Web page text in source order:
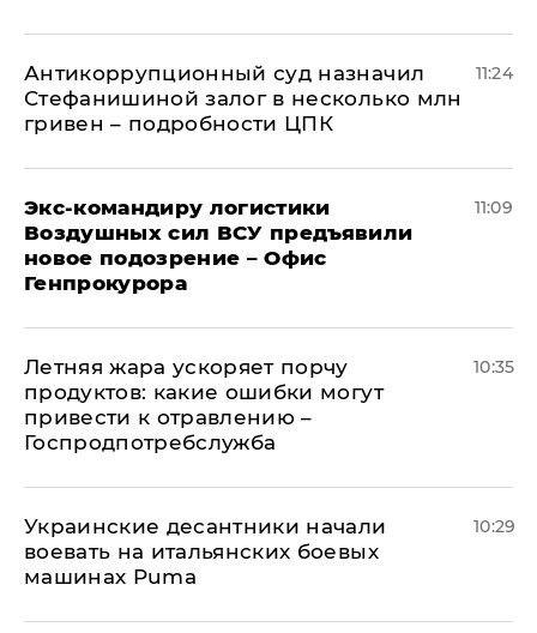
Антикоррупционный суд назначил
Стефанишиной залог в несколько млн
гривен – подробности ЦПК
11:24
Экс-командиру логистики
Воздушных сил ВСУ предъявили
новое подозрение – Офис
Генпрокурора
11:09
Летняя жара ускоряет порчу
продуктов: какие ошибки могут
привести к отравлению –
Госпродпотребслужба
10:35
Украинские десантники начали
воевать на итальянских боевых
машинах Puma
10:29